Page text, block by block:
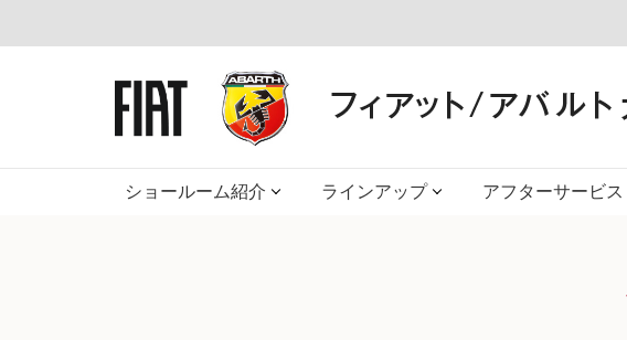
ショールーム紹介 ラインアップ アフターサービス